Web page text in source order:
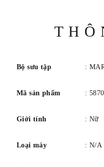
Bộ sưu tập :
Mã sản phẩm :
Giới tính : Nữ
Loại máy : N/A